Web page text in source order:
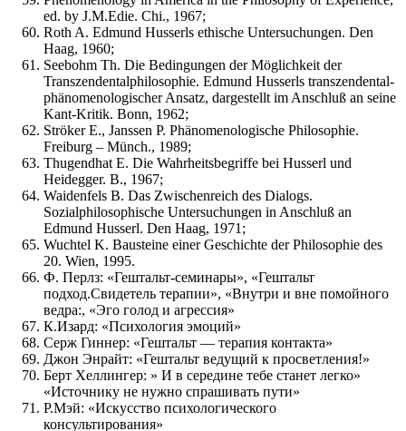
ed. by J.M.Edie. Chi., 1967;
Roth A. Edmund Husserls ethische Untersuchungen. Den
Haag, 1960;
Seebohm Th. Die Bedingungen der Möglichkeit der
Transzendentalphilosophie. Edmund Husserls transzendental-
phänomenologischer Ansatz, dargestellt im Anschluß an seine
Kant-Kritik. Bonn, 1962;
Ströker E., Janssen P. Phänomenologische Philosophie.
Freiburg – Münch., 1989;
Thugendhat E. Die Wahrheitsbegriffe bei Husserl und
Heidegger. В., 1967;
Waidenfels В. Das Zwischenreich des Dialogs.
Sozialphilosophische Untersuchungen in Anschluß an
Edmund Husserl. Den Haag, 1971;
Wuchtel K. Bausteine einer Geschichte der Philosophie des
20. Wien, 1995.
Ф. Перлз: «Гештальт-семинары», «Гештальт
подход.Свидетель терапии», «Внутри и вне помойного
ведра:, «Эго голод и агрессия»
К.Изард: «Психология эмоций»
Серж Гиннер: «Гештальт — терапия контакта»
Джон Энрайт: «Гештальт ведущий к просветления!»
Берт Хеллингер: » И в середине тебе станет легко»
«Источнику не нужно спрашивать пути»
Р.Мэй: «Искусство психологического
консультирования»